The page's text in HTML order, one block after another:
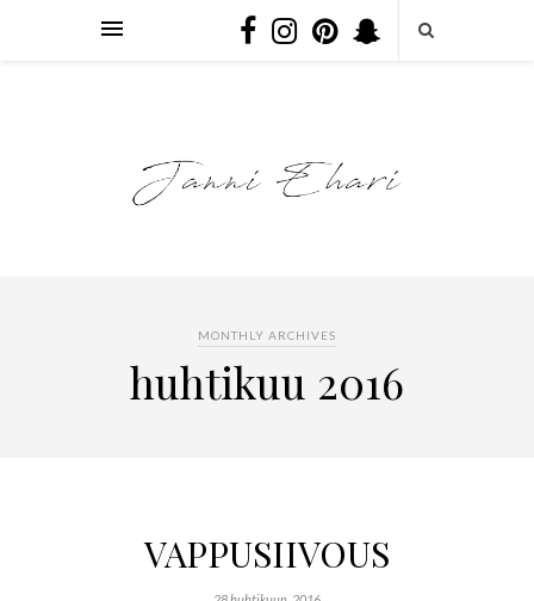
MONTHLY ARCHIVES
huhtikuu 2016
VAPPUSIIVOUS